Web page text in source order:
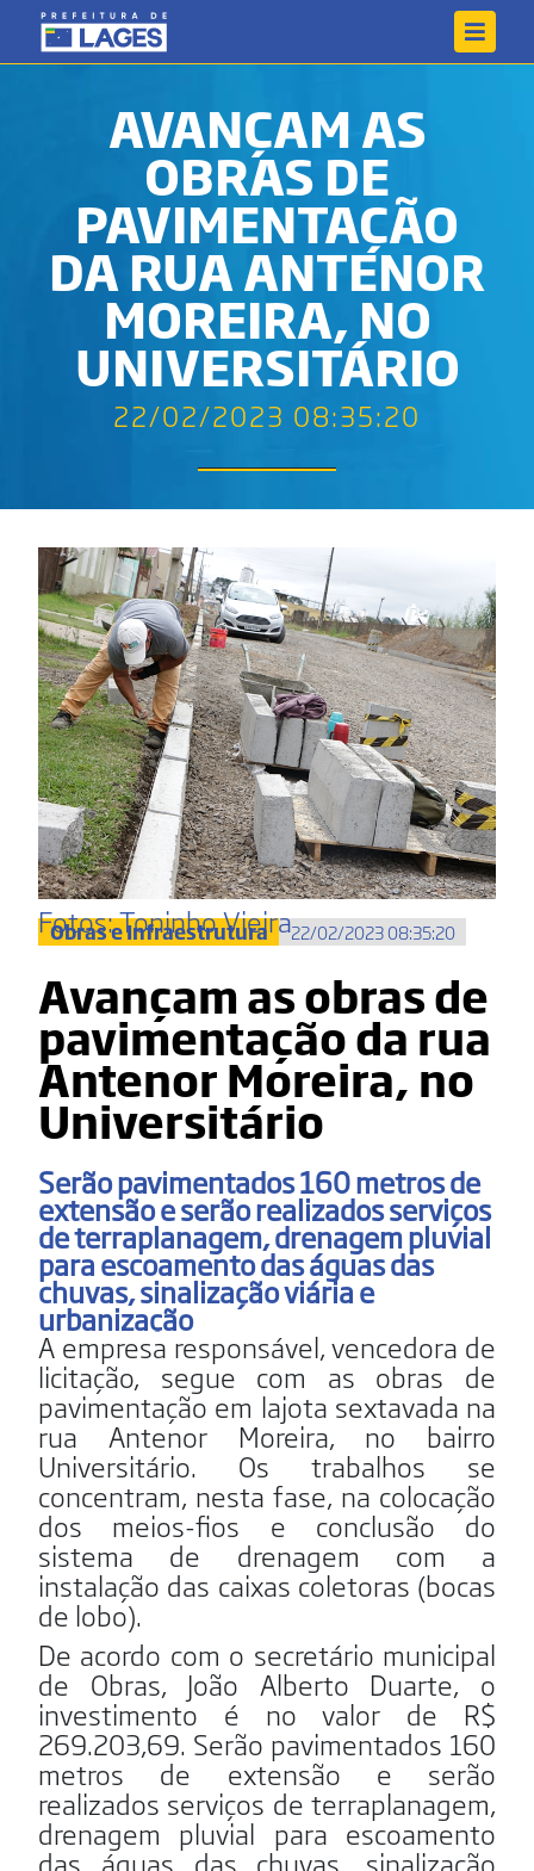
AVANÇAM AS
OBRAS DE
PAVIMENTAÇÃO
DA RUA ANTENOR
MOREIRA, NO
UNIVERSITÁRIO
22/02/2023 08:35:20
Fotos: Toninho Vieira
Obras e Infraestrutura 22/02/2023 08:35:20
Avançam as obras de
pavimentação da rua
Antenor Moreira, no
Universitário
Serão pavimentados 160 metros de
extensão e serão realizados serviços
de terraplanagem, drenagem pluvial
para escoamento das águas das
chuvas, sinalização viária e
urbanização
A empresa responsável, vencedora de
licitação, segue com as obras de
pavimentação em lajota sextavada na
rua Antenor Moreira, no bairro
Universitário. Os trabalhos se
concentram, nesta fase, na colocação
dos meios-fios e conclusão do
sistema de drenagem com a
instalação das caixas coletoras (bocas
de lobo).
De acordo com o secretário municipal
de Obras, João Alberto Duarte, o
investimento é no valor de R$
269.203,69. Serão pavimentados 160
metros de extensão e serão
realizados serviços de terraplanagem,
drenagem pluvial para escoamento